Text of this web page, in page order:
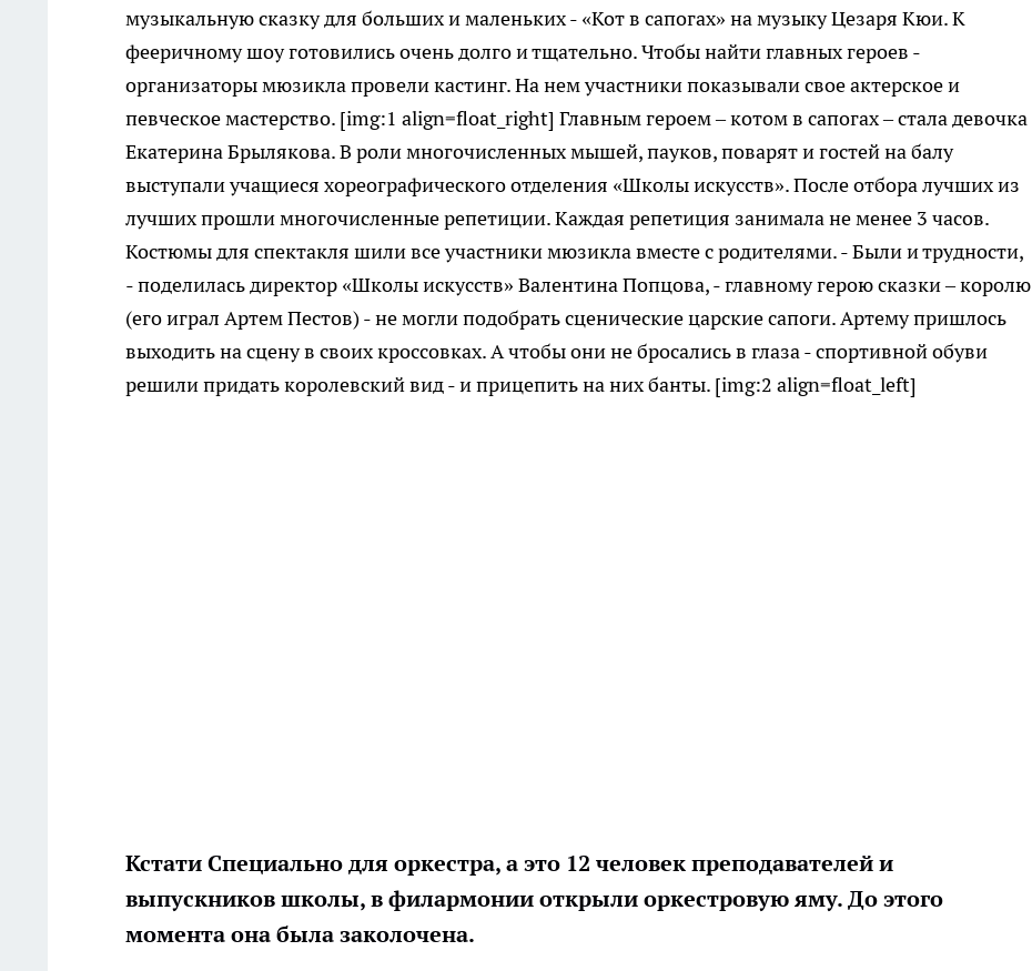
музыкальную сказку для больших и маленьких - «Кот в сапогах» на музыку Цезаря Кюи. К
фееричному шоу готовились очень долго и тщательно. Чтобы найти главных героев -
организаторы мюзикла провели кастинг. На нем участники показывали свое актерское и
певческое мастерство. [img:1 align=float_right] Главным героем – котом в сапогах – стала девочка
Екатерина Брылякова. В роли многочисленных мышей, пауков, поварят и гостей на балу
выступали учащиеся хореографического отделения «Школы искусств». После отбора лучших из
лучших прошли многочисленные репетиции. Каждая репетиция занимала не менее 3 часов.
Костюмы для спектакля шили все участники мюзикла вместе с родителями. - Были и трудности,
- поделилась директор «Школы искусств» Валентина Попцова, - главному герою сказки – королю
(его играл Артем Пестов) - не могли подобрать сценические царские сапоги. Артему пришлось
выходить на сцену в своих кроссовках. А чтобы они не бросались в глаза - спортивной обуви
решили придать королевский вид - и прицепить на них банты. [img:2 align=float_left]
КстатиСпециально для оркестра, а это 12 человек преподавателей и
выпускников школы, в филармонии открыли оркестровую яму. До этого
момента она была заколочена.